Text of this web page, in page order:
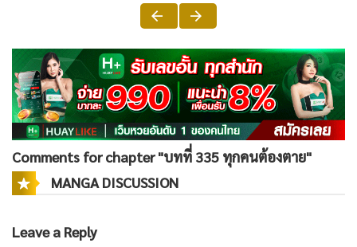
Comments for chapter "บทที่ 335 ทุกคนต้องตาย"
MANGA DISCUSSION
Leave a Reply